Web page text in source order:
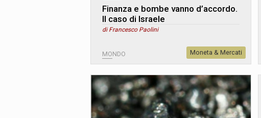
Finanza e bombe vanno d’accordo.
Il caso di Israele
di Francesco Paolini
MONDO Moneta & Mercati